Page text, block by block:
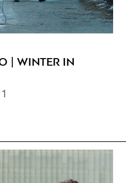
WINTER IN